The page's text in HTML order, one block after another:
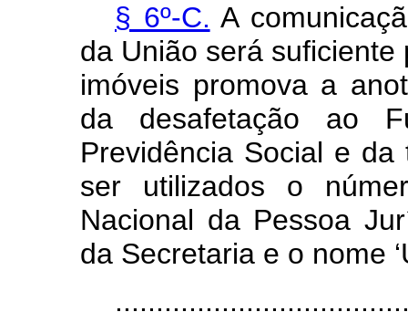
§ 6º-C. A
da União será
imóveis promova a
da desafetação ao
Previdência Social e
ser utilizados o
Nacional da Pessoa
da Secretaria e o nome